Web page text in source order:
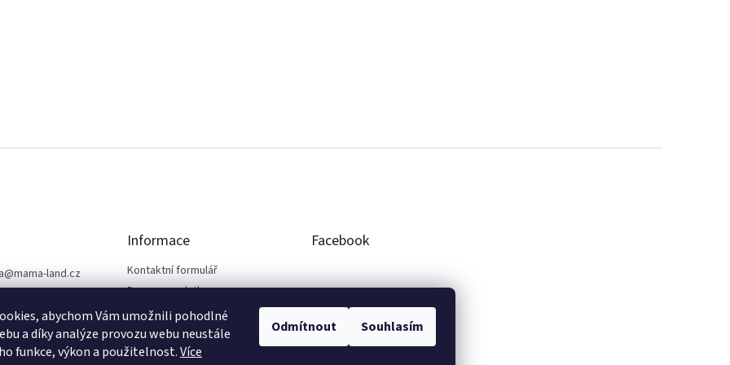
abychom Vám umožnili pohodlné
a díky analýze provozu webu neustále
funkce, výkon a použitelnost.Více
Odmítnout Souhlasím
@mama-land.cz
Informace
Kontaktní formulář
Doprava a platba
Obchodní podmínky
Ochrana osobních údajů
Reklamace a vrácení zboží
Facebook